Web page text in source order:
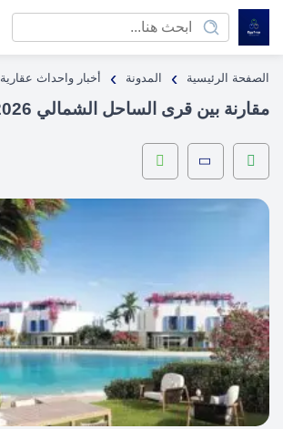
الصفحة الرئيسية › المدونة › أخبار واحداث عقارية
مقارنة بين قرى الساحل الشمالي 2026